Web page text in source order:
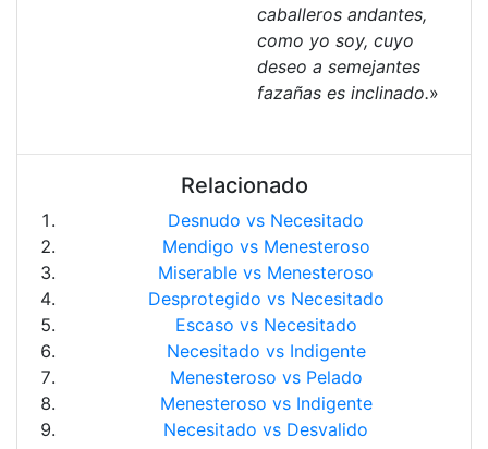
caballeros andantes,
como yo soy, cuyo
deseo a semejantes
fazañas es inclinado.»
Relacionado
Desnudo vs Necesitado
Mendigo vs Menesteroso
Miserable vs Menesteroso
Desprotegido vs Necesitado
Escaso vs Necesitado
Necesitado vs Indigente
Menesteroso vs Pelado
Menesteroso vs Indigente
Necesitado vs Desvalido